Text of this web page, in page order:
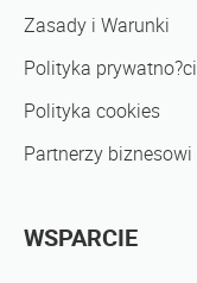
Zasady i Warunki
Polityka prywatno?ci
Polityka cookies
Partnerzy biznesowi
WSPARCIE